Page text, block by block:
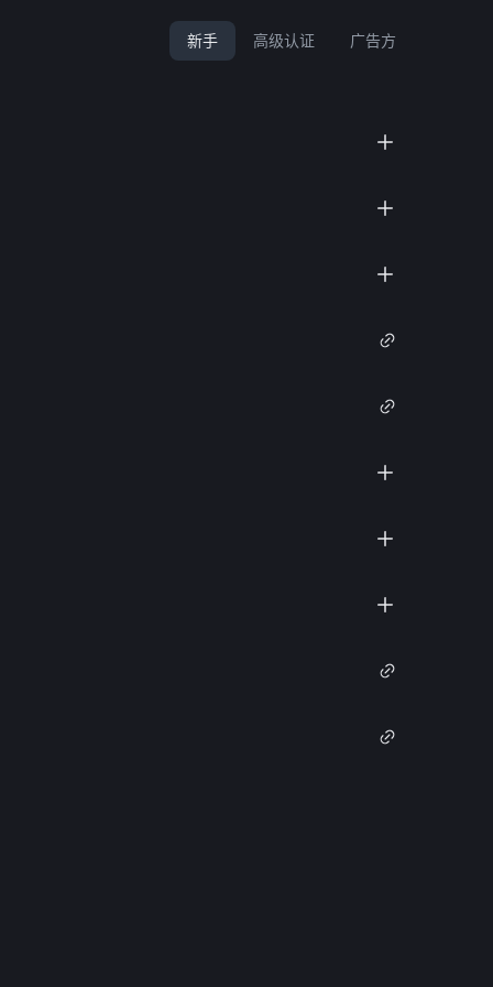
新手 高级认证 广告方